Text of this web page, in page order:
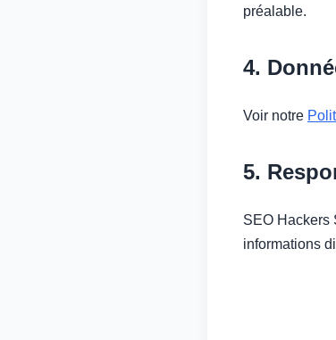
préalable.
4.
Voir notre
5.
SEO Hackers
informations